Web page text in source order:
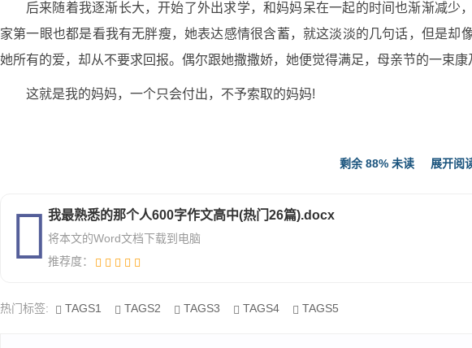
后来随着我逐渐长大，开始了外出求学，和妈妈呆在一起的时间也渐渐减
家第一眼也都是看我有无胖瘦，她表达感情很含蓄，就这淡淡的几句话，但是
她所有的爱，却从不要求回报。偶尔跟她撒撒娇，她便觉得满足，母亲节的一束
这就是我的妈妈，一个只会付出，不予索取的妈妈!
印象中的爸爸是严厉的，只要一发火，那真如老虎一声吼，威风凛凛，令
时，爸爸过来了，看着我写的字，火就蹿上来了：“你看你写的字，东倒西歪，
虽然爸爸很严厉，但也有幽默风趣的一面。他经常给我讲笑话，也常常逗我
剩余 88% 未读 展开阅
我最熟悉的那个人600字作文高中(热门26篇).docx
将本文的Word文档下载到电脑
推荐度：
热门标签: TAGS1 TAGS2 TAGS3 TAGS4 TAGS5